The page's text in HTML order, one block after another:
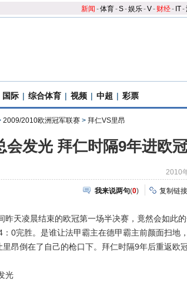
新闻 -体育-S-娱乐-V- 财经- IT-
国际 | 综合体育 | 视频 | 中超 | 彩票
2009/2010欧洲冠军联赛 > 拜仁VS里昂
会发光 拜仁时隔9年进欧
2010
我来说两句(0) 复制链接
天凌晨结束的欧冠第一场半决赛，竟然会如此的
0完胜。是谁让法甲霸主在德甲霸主前颜面扫地
昂倒在了自己的枪口下。拜仁时隔9年后重返欧冠
光